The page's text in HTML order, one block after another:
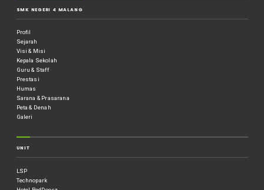
SMK NEGERI 4 MALANG
Profil
Sejarah
Visi & Misi
Kepala Sekolah
Guru & Staff
Prestasi
Humas
Sarana & Prasarana
Peta & Denah
Galeri
UNIT
LSP
Technopark